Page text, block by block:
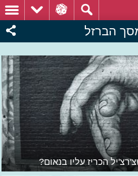
הברזל
הכריז עליו בנאום?